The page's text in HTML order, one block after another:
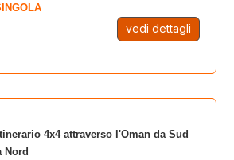
vedi dettagli
Itinerario 4x4 attraverso l'Oman da Sud
Nord